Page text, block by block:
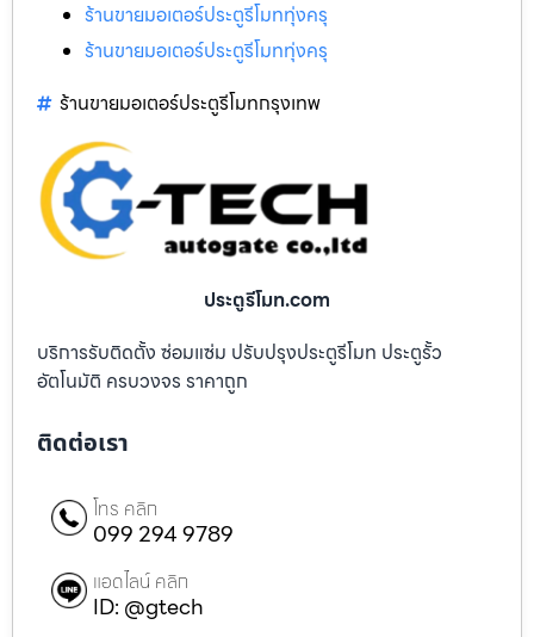
ร้านขายมอเตอร์ประตูรีโมททุ่งครุ
ร้านขายมอเตอร์ประตูรีโมททุ่งครุ
ร้านขายมอเตอร์ประตูรีโมทกรุงเทพ
ประตูรีโมท.com
บริการรับติดตั้ง ซ่อมแซ่ม ปรับปรุงประตูรีโมท ประตูรั้ว
อัตโนมัติ ครบวงจร ราคาถูก
ติดต่อเรา
โทร คลิก
099 294 9789
แอดไลน์ คลิก
ID: @gtech